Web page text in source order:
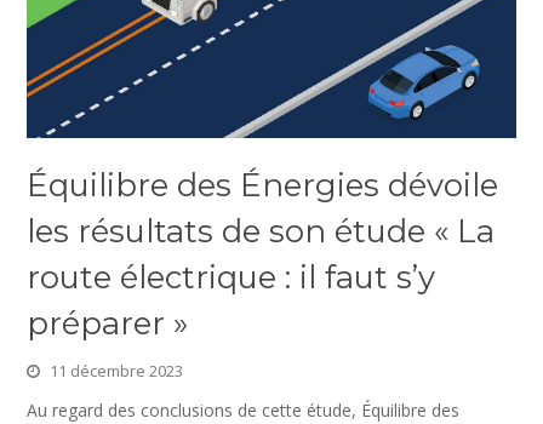
Équilibre des Énergies dévoile
les résultats de son étude « La
route électrique : il faut s’y
préparer »
11 décembre 2023
Au regard des conclusions de cette étude, Équilibre des